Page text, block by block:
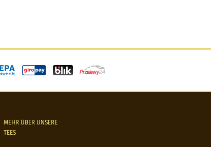
MEHR ÜBER UNSERE
TEES